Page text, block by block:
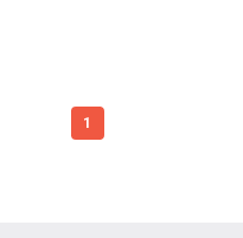
1